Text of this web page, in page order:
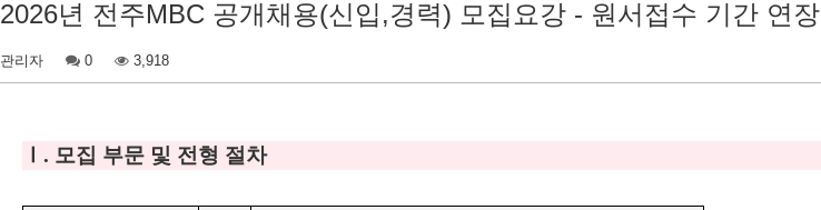
2026년 전주MBC 공개채용(신입,경력) 모집요강 - 원서접수 기간 연장
관리자 0 3,918
. 모집 부문 및 전형 절차